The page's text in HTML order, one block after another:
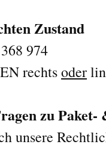
Zustand
974
rechtsoder
zu
unsere